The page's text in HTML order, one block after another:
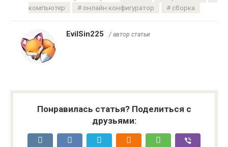
компьютер
онлайн конфигуратор сборка
EvilSin225 / автор статьи
Понравилась статья? Поделиться с
друзьями: